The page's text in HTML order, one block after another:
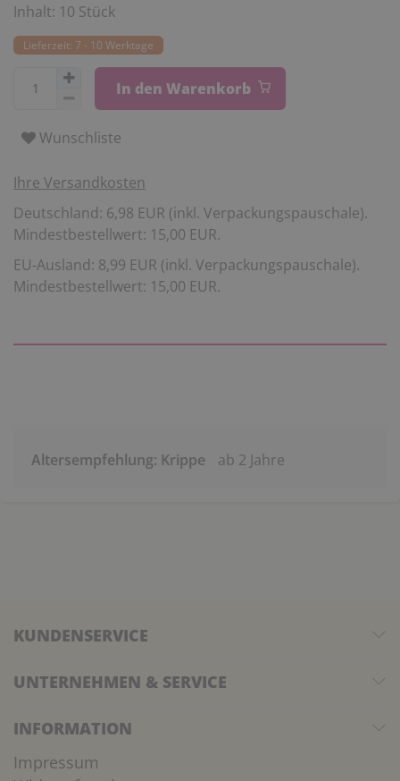
Inhalt: 10 Stück
Lieferzeit: 7 - 10 Werktage
In den Warenkorb
Wunschliste
Ihre Versandkosten
Deutschland: 6,98 EUR (inkl. Verpackungspauschale).
Mindestbestellwert: 15,00 EUR.
EU-Ausland: 8,99 EUR (inkl. Verpackungspauschale).
Mindestbestellwert: 15,00 EUR.
Altersempfehlung: Krippe ab 2 Jahre
KUNDENSERVICE
UNTERNEHMEN & SERVICE
INFORMATION
Impressum